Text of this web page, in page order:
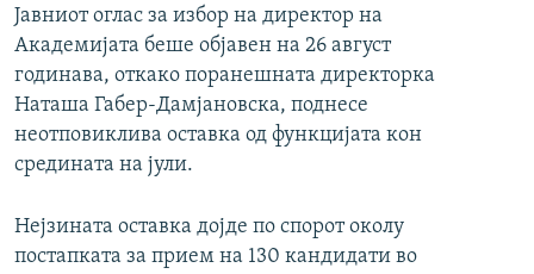
Јавниот оглас за избор на директор на
Академијата беше објавен на 26 август
годинава, откако поранешната директорка
Наташа Габер-Дамјановска, поднесе
неотповиклива оставка од функцијата кон
средината на јули.
Нејзината оставка дојде по спорот околу
постапката за прием на 130 кандидати во